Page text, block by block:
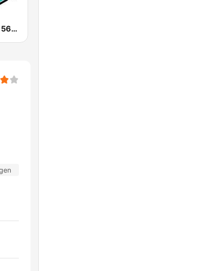
Sports Radio 560 WQAM